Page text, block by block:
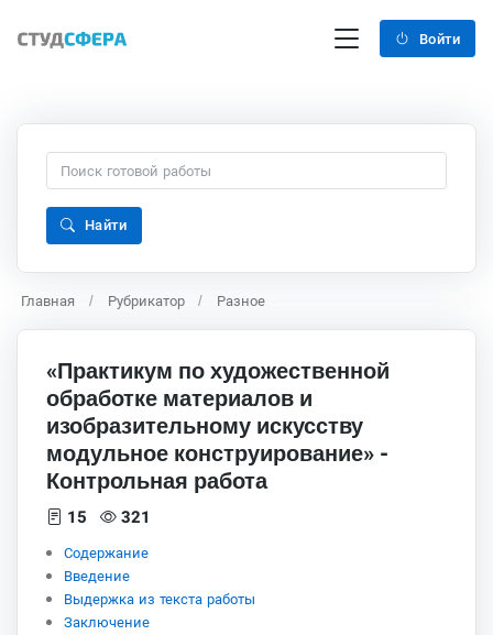
Войти
Найти
Главная Рубрикатор Разное
«Практикум по художественной
обработке материалов и
изобразительному искусству
модульное конструирование» -
Контрольная работа
15 321
Содержание
Введение
Выдержка из текста работы
Заключение